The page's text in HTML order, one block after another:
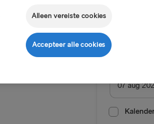
Hoek van
Harwich →
Alleen vereiste cookies
Accepteer alle cookies